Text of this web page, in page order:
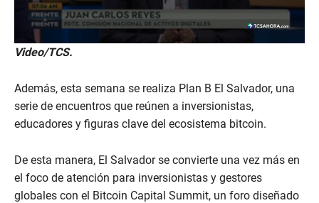
0
s
c
o
n
s
2
m
i
n
Video/TCS.
Además, esta semana se realiza Plan B El Salvador, una
serie de encuentros que reúnen a inversionistas,
educadores y figuras clave del ecosistema bitcoin.
De esta manera, El Salvador se convierte una vez más en
el foco de atención para inversionistas y gestores
globales con el Bitcoin Capital Summit, un foro diseñado